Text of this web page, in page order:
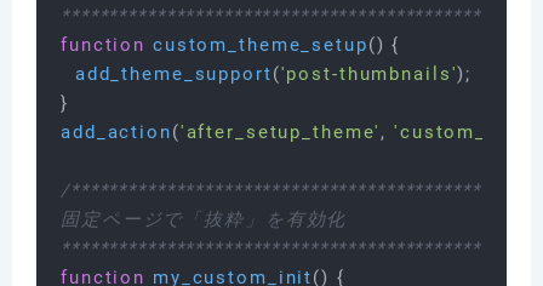
function custom_theme_setup() {
add_theme_support('post-thumbnails');
add_action('after_setup_theme' ,
/
固定ページで「抜粋」を有効化
function my_custom_init() {